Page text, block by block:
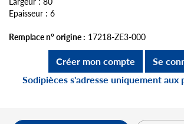
Epaisseur : 6
Remplace n° origine : 17218-ZE3-000
Créer mon compte
Se
Sodipièces s'adresse uniquement aux